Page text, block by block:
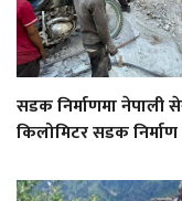
सडक निर्माणमा
किलोमिटर सडक निर्माण